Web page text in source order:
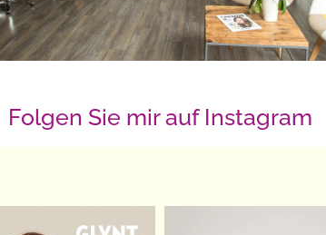
Folgen Sie mir auf Instagram